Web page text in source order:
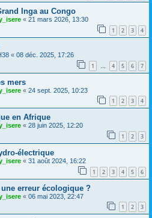
Inga au Congo
« 21 mars 2026, 13:30
1 2 3 4
« 08 déc. 2025, 17:26
1 … 4 5 6 7
mers
« 24 sept. 2025, 10:23
1 2 3 4
en Afrique
« 28 juin 2025, 12:20
1 2 3
électrique
« 31 août 2024, 16:22
1 2 3 4 5 6
erreur écologique ?
« 06 mai 2023, 22:47
1 2 3